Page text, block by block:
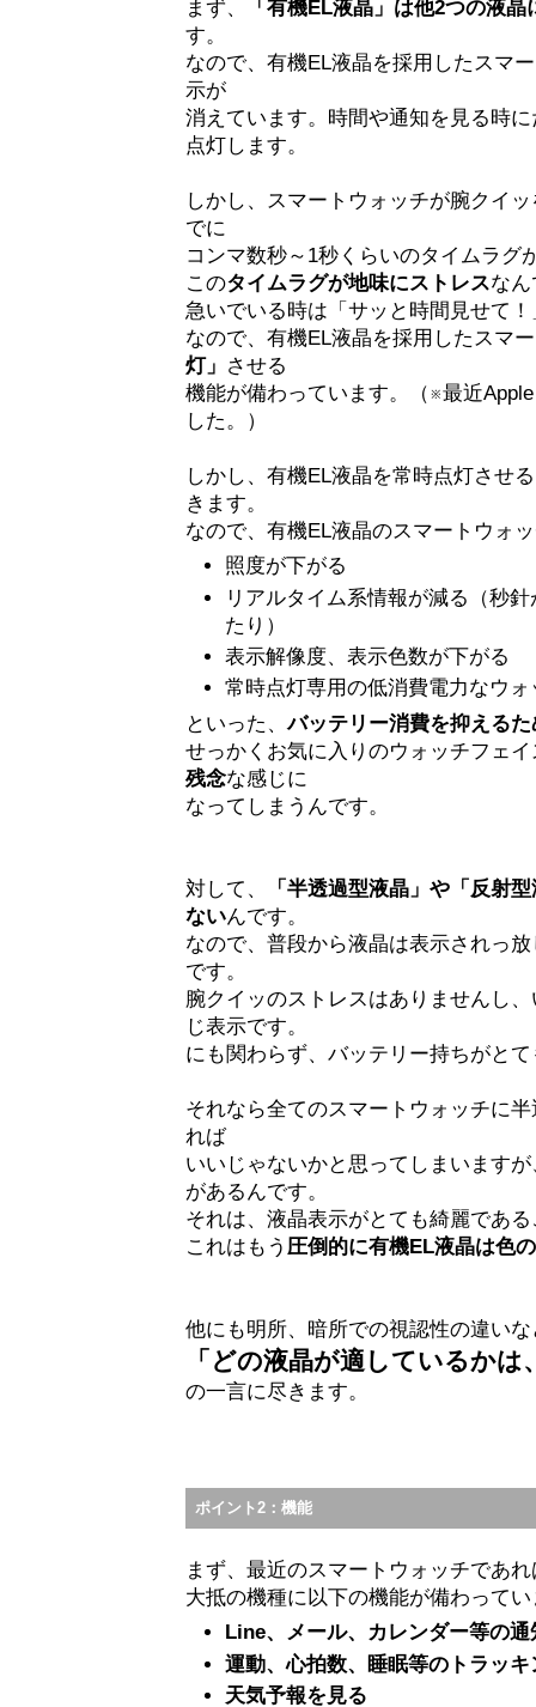
まず、
「有機EL液晶」は他2つの液
す。
なので、有機EL液晶を採用したスマ
示が
消えています。時間や通知を見る時
点灯します。
しかし、スマートウォッチが腕クイ
でに
コンマ数秒～1秒くらいのタイムラグ
このタイムラグが地味にストレスな
急いでいる時は「サッと時間見せて
なので、有機EL液晶を採用したスマ
灯」
させる
機能が備わっています。（※最近
した。）
しかし、有機EL液晶を常時点灯させ
きます。
なので、有機EL液晶のスマートウォ
照度が下がる
リアルタイム系情報が減る（秒
たり）
表示解像度、表示色数が下がる
常時点灯専用の低消費電力なウ
といった、バッテリー消費を抑える
せっかくお気に入りのウォッチフェ
残念な感じに
なってしまうんです。
対して、
「半透過型液晶」や「反射
ないんです。
なので、普段から液晶は表示されっ
です。
腕クイッのストレスはありませんし
じ表示です。
にも関わらず、バッテリー持ちがと
それなら全てのスマートウォッチに
れば
いいじゃないかと思ってしまいます
があるんです。
それは、液晶表示がとても綺麗であ
これはもう 圧倒的に有機EL液晶は色
他にも明所、暗所での視認性の違い
「どの液晶が適しているか
の一言に尽きます。
ポイント2：機能
まず、最近のスマートウォッチであ
大抵の機種に以下の機能が備わって
Line、メール、カレンダー等の通
運動、心拍数、睡眠等のトラッキ
天気予報を見る